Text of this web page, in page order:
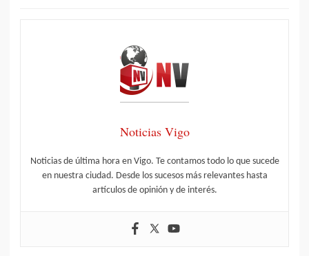
Noticias Vigo
Noticias de última hora en Vigo. Te contamos todo lo que sucede
en nuestra ciudad. Desde los sucesos más relevantes hasta
artículos de opinión y de interés.